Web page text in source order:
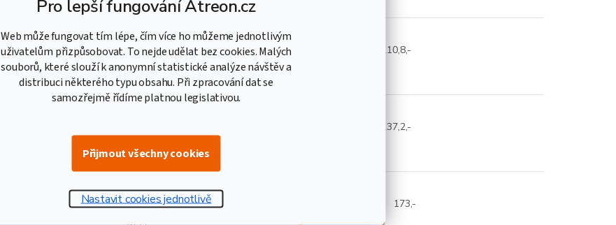
Pro lepší fungování Atreon.cz
Web může fungovat tím lépe, čím více ho můžeme jednotlivým
uživatelům přizpůsobovat. To nejde udělat bez cookies. Malých
souborů, které slouží k anonymní statistické analýze návštěv a
distribuci některého typu obsahu. Při zpracování dat se
samozřejmě řídíme platnou legislativou.
Nastavit cookies jednotlivě
Přijmout všechny cookies
804,41
Kč včetně
DPH
664,80
Kč
110,8,-
DPH
Kč
137,2,-
1 255,97
Kč včetně
1
037,99
Kč
173,-